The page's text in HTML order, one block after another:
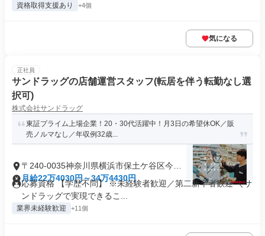
資格取得支援あり +4個
気になる
正社員
サンドラッグの店舗運営スタッフ(転居を伴う転勤なし選
択可)
株式会社サンドラッグ
東証プライム上場企業！20・30代活躍中！月3日の希望休OK／販
売ノルマなし／年収例32歳...
〒240-0035神奈川県横浜市保土ケ谷区今井
町
月給22万4030円～34万4430円
応募資格 【学歴不問】 ※未経験者歓迎／第二新卒者歓迎 ＼サ
ンドラッグで実現できるこ...
業界未経験歓迎 +11個